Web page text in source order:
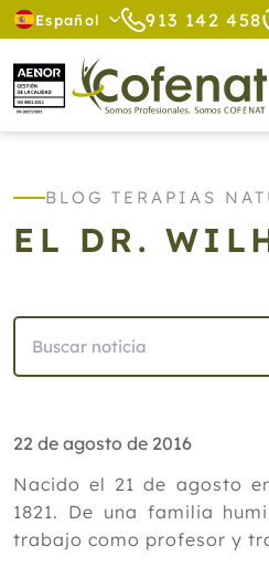
Español 913 142 458
BLOG TERAPIAS
EL DR.
22 de agosto de 2016
Nacido el 21 de agosto
1821. De una familia
trabajo como profesor y